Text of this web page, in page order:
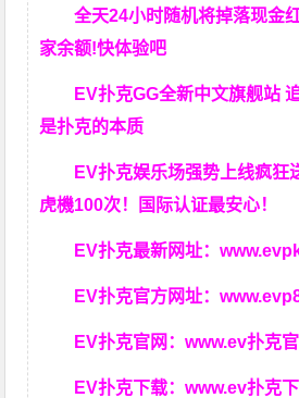
全天24小时随机将掉落现金
家余额!快体验吧
EV扑克GG全新中文旗舰站
是扑克的本质
EV扑克娱乐场强势上线疯狂
虎機100次！国际认证最安心！
EV扑克最新网址：
EV扑克官方网址：
EV扑克官网：www.ev扑克
EV扑克下载：www.ev扑克